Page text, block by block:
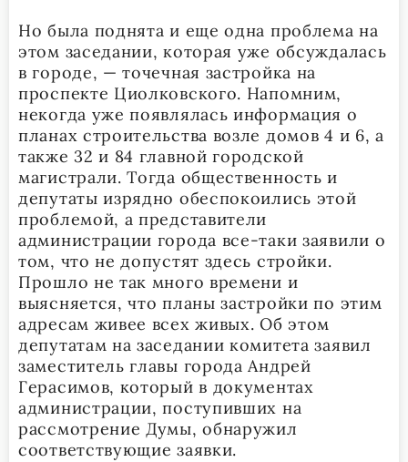
Но была поднята и еще одна проблема на
этом заседании, которая уже обсуждалась
в городе, — точечная застройка на
проспекте Циолковского. Напомним,
некогда уже появлялась информация о
планах строительства возле домов 4 и 6, а
также 32 и 84 главной городской
магистрали. Тогда общественность и
депутаты изрядно обеспокоились этой
проблемой, а представители
администрации города все-таки заявили о
том, что не допустят здесь стройки.
Прошло не так много времени и
выясняется, что планы застройки по этим
адресам живее всех живых. Об этом
депутатам на заседании комитета заявил
заместитель главы города Андрей
Герасимов, который в документах
администрации, поступивших на
рассмотрение Думы, обнаружил
соответствующие заявки.